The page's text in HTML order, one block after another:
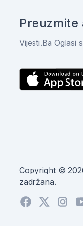
Preuzmite
Vijesti.Ba Oglasi
Copyright ©
zadržana.